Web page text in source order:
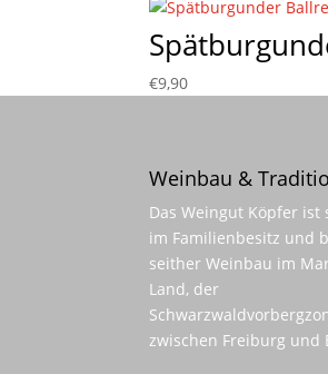
€9,90
Weinbau &
Das Weingut Köpfer ist
im Familienbesitz und
seither Weinbau im
Land, der
zwischen Freiburg und